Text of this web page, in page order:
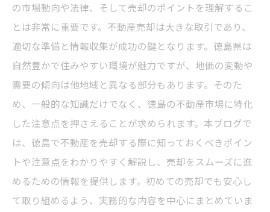
の市場動向や法律、そして売却のポイントを理解するこ
とは非常に重要です。不動産売却は大きな取引であり、
適切な準備と情報収集が成功の鍵となります。徳島県は
自然豊かで住みやすい環境が魅力ですが、地価の変動や
需要の傾向は他地域と異なる部分もあります。そのた
め、一般的な知識だけでなく、徳島の不動産市場に特化
した注意点を押さえることが求められます。本ブログで
は、徳島で不動産を売却する際に知っておくべきポイン
トや注意点をわかりやすく解説し、売却をスムーズに進
めるための情報を提供します。初めての売却でも安心し
て取り組めるよう、実務的な内容を中心にまとめていま